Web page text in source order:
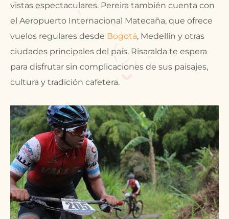
vistas espectaculares. Pereira también cuenta con
el Aeropuerto Internacional Matecaña, que ofrece
vuelos regulares desde Bogotá, Medellín y otras
ciudades principales del país. Risaralda te espera
para disfrutar sin complicaciones de sus paisajes,
cultura y tradición cafetera.